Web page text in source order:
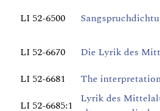
LI 52-6500
LI 52-6670 Die Lyrik des
LI 52-6681
The
LI 52-6685:1
Lyrik des